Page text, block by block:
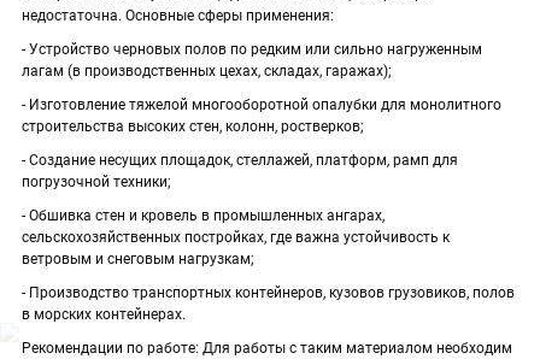
недостаточна. Основные сферы применения:
- Устройство черновых полов по редким или сильно нагруженным
лагам (в производственных цехах, складах, гаражах);
- Изготовление тяжелой многооборотной опалубки для монолитного
строительства высоких стен, колонн, ростверков;
- Создание несущих площадок, стеллажей, платформ, рамп для
погрузочной техники;
- Обшивка стен и кровель в промышленных ангарах,
сельскохозяйственных постройках, где важна устойчивость к
ветровым и снеговым нагрузкам;
- Производство транспортных контейнеров, кузовов грузовиков, полов
в морских контейнерах.
Рекомендации по работе: Для работы с таким материалом необходим